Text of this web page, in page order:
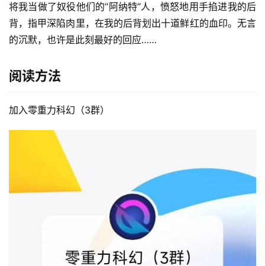
将我当做了奴役他们的“阿纳特”人，愤怒地用手掐进我的后
背，指甲深陷肉里，在我的后背划出十道鲜红的血印。无言
的沉默，也许是此刻最好的回应……
阅读方法
加入零重力科幻（3群）